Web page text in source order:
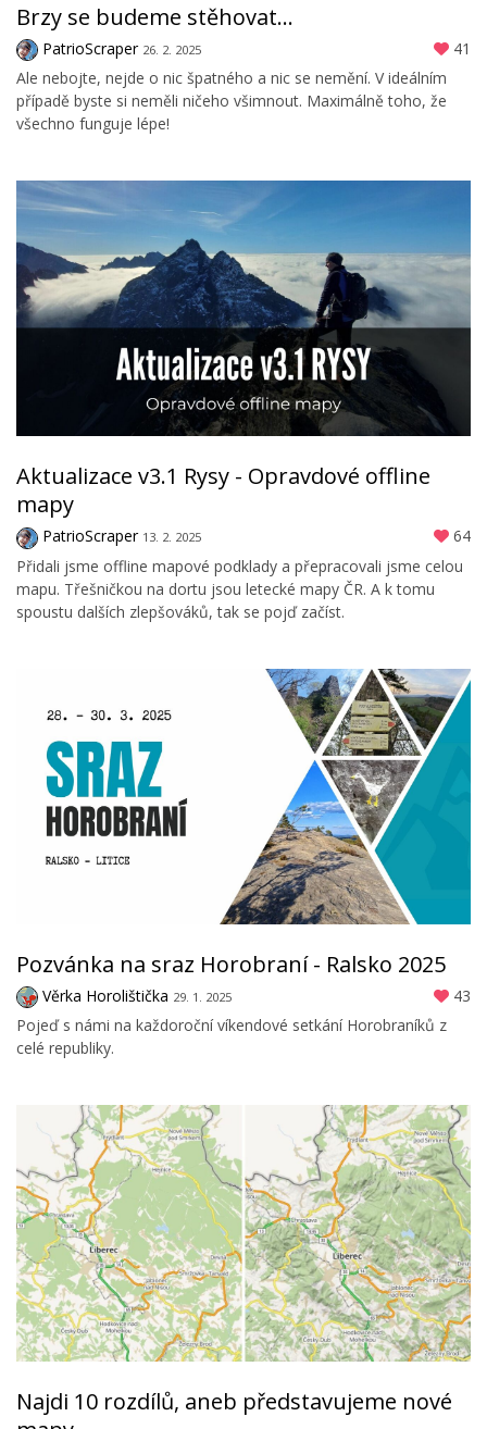
Brzy se budeme stěhovat...
PatrioScraper 26. 2. 2025
41
Ale nebojte, nejde o nic špatného a nic se nemění. V ideálním
případě byste si neměli ničeho všimnout. Maximálně toho, že
všechno funguje lépe!
Aktualizace v3.1 Rysy - Opravdové offline
mapy
PatrioScraper 13. 2. 2025
64
Přidali jsme offline mapové podklady a přepracovali jsme celou
mapu. Třešničkou na dortu jsou letecké mapy ČR. A k tomu
spoustu dalších zlepšováků, tak se pojď začíst.
Pozvánka na sraz Horobraní - Ralsko 2025
Věrka Horolištička 29. 1. 2025
43
Pojeď s námi na každoroční víkendové setkání Horobraníků z
celé republiky.
Najdi 10 rozdílů, aneb představujeme nové